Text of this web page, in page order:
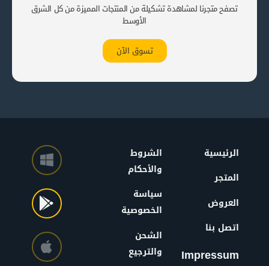
تصفح متجرنا لمشاهدة تشكيلة من المنتجات المميزة من كل الشرق
الأوسط
تسوق الآن
الرئيسية
المتجر
العروض
اتصل بنا
Impressum
الشروط
والأحكام
سياسة
الخصوصية
الشحن
والترجيع